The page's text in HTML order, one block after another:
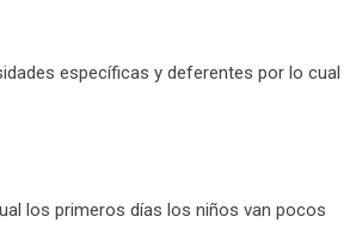
específicas y deferentes por lo cual
los primeros días los niños van pocos